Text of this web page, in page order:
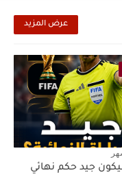
عرض المزيد
جيد حكم نهائي